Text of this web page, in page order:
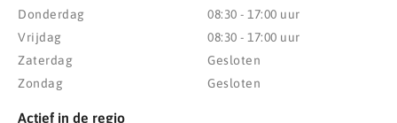
Donderdag
Vrijdag
Zaterdag
Zondag
08:30 - 17:00 uur
08:30 - 17:00 uur
Gesloten
Gesloten
Actief in de regio